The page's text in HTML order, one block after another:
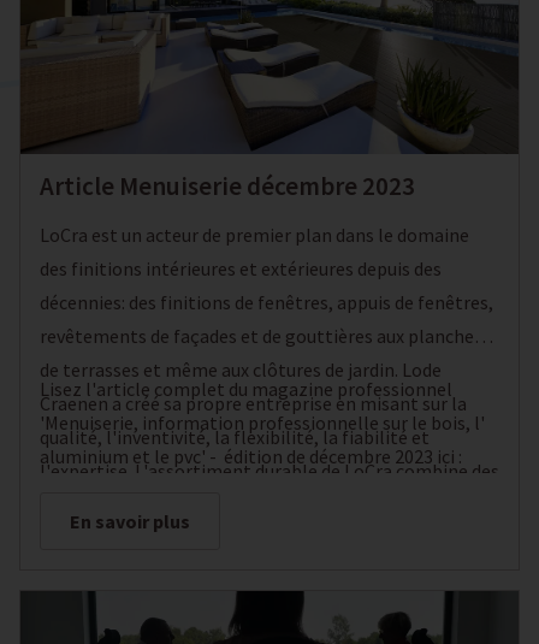
Article Menuiserie décembre 2023
LoCra est un acteur de premier plan dans le domaine
des finitions intérieures et extérieures depuis des
décennies: des finitions de fenêtres, appuis de fenêtres,
revêtements de façades et de gouttières aux planches
de terrasses et même aux clôtures de jardin. Lode
Craenen a créé sa propre entreprise en misant sur la
qualité, l'inventivité, la flexibilité, la fiabilité et
l'expertise. L'assortiment durable de LoCra combine des
d'entreprises de production familiales. Les clients sont
Lisez l'article complet du magazine professionnel
'Menuiserie, information professionnelle sur le bois, l'
aluminium et le pvc' - édition de décembre 2023 ici :
En savoir plus